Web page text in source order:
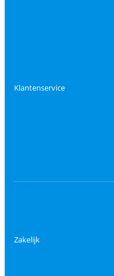
Klantenservice
Zakelijk